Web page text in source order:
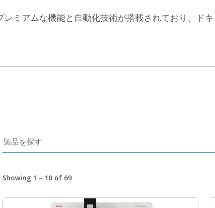
ミアムな機能と自動化技術が搭載されており、ド
製品を探す
Showing 1 – 10 of 69
画像 画